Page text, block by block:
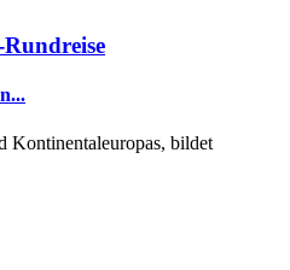
Kontinentaleuropas, bildet